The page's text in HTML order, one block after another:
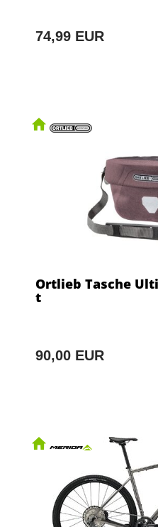
74,99 EUR
Ortlieb Tasche
t
90,00 EUR